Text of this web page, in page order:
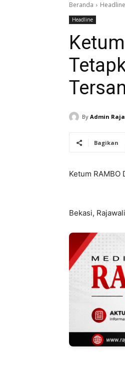
Beranda Headline
Headline
By Admin
Bagikan
Ketum RAMBO
Bekasi,